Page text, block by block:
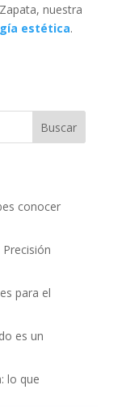
nuestra
estética.
Buscar
conocer
para el
es un
lo que